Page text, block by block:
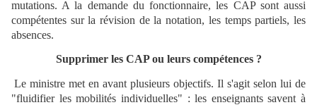
mutations. A la demande du fonctionnaire, les CAP sont aussi
compétentes sur la révision de la notation, les temps partiels, les
absences.
Supprimer les CAP ou leurs compétences ?
Le ministre met en avant plusieurs objectifs. Il s'agit selon lui de
"fluidifier les mobilités individuelles" : les enseignants savent à